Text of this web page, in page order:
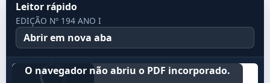
Leitor rápido
EDIÇÃO Nº 194 ANO I
Abrir em nova aba
O navegador não abriu o PDF incorporado.